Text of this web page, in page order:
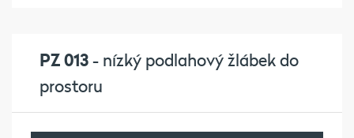
PZ 013- nízký podlahový žlábek do
prostoru